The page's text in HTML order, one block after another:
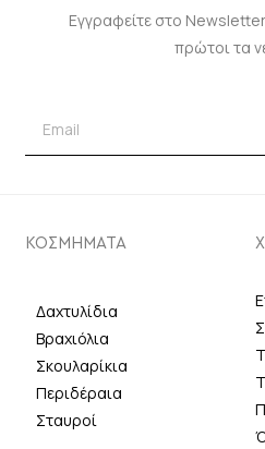
Εγγραφείτε στο
πρώτοι τα
ΚΟΣΜΗΜΑΤΑ
Δαχτυλίδια
Βραχιόλια
Σκουλαρίκια
Περιδέραια
Σταυροί